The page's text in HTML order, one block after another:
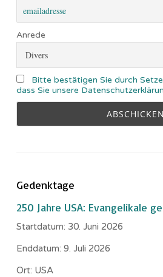
Anrede
Bitte bestätigen Sie durch
dass Sie unsere
Gedenktage
250 Jahre USA: Evangelikale
Startdatum: 30. Juni 2026
Enddatum: 9. Juli 2026
Ort: USA